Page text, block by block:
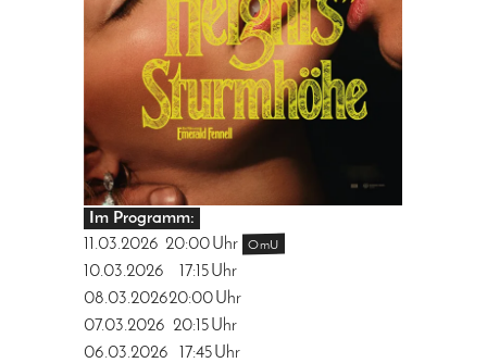
Im Programm:
11.03.2026 20:00Uhr OmU
10.03.2026 17:15Uhr
08.03.202620:00Uhr
07.03.2026 20:15Uhr
06.03.2026
17:45Uhr